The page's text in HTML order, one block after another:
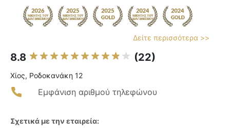
Δείτε περισσότερα >>
8.8 (22)
Χίος, Ροδοκανάκη 12
Εμφάνιση αριθμού τηλεφώνου
Σχετικά με την εταιρεία: